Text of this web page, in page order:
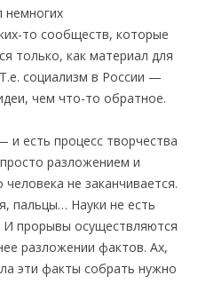
немногих
то сообществ, которые
только, как материал для
социализм в России —
чем что-то обратное.
и есть процесс творчества
разложением и
не заканчивается.
пальцы… Науки не есть
И прорывы осуществляются
разложении фактов. Ах,
эти факты собрать нужно